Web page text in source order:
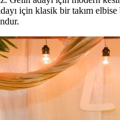
için klasik bir takım elbise